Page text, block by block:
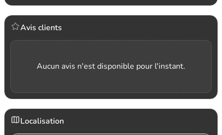
Avis clients
Aucun avis n'est disponible pour l'instant.
Localisation